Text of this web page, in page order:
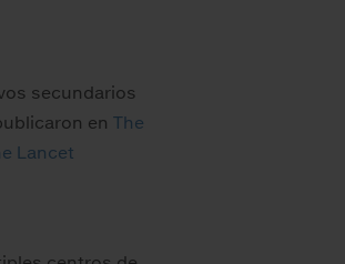
secundarios
en The
Lancet